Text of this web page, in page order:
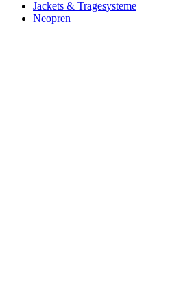
Jackets & Tragesysteme
Neopren